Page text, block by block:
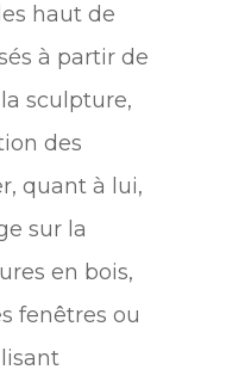
haut de
à partir de
sculpture,
des
quant à lui,
sur la
en bois,
fenêtres ou